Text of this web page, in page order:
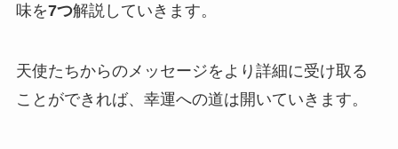
味を7つ解説していきます。
天使たちからのメッセージをより詳細に受け取る
ことができれば、幸運への道は開いていきます。